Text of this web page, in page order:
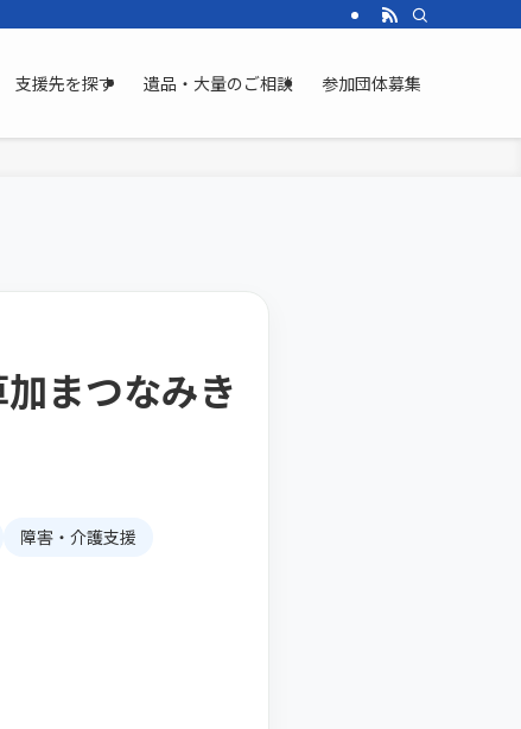
支援先を探す 遺品・大量のご相談 参加団体募集
まつなみき
障害・介護支援